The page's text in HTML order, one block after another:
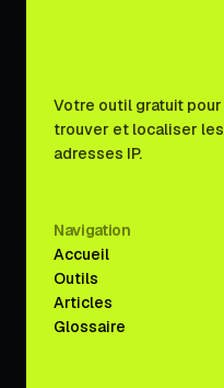
Votre outil gratuit pour
trouver et localiser les
adresses IP.
Navigation
Accueil
Outils
Articles
Glossaire